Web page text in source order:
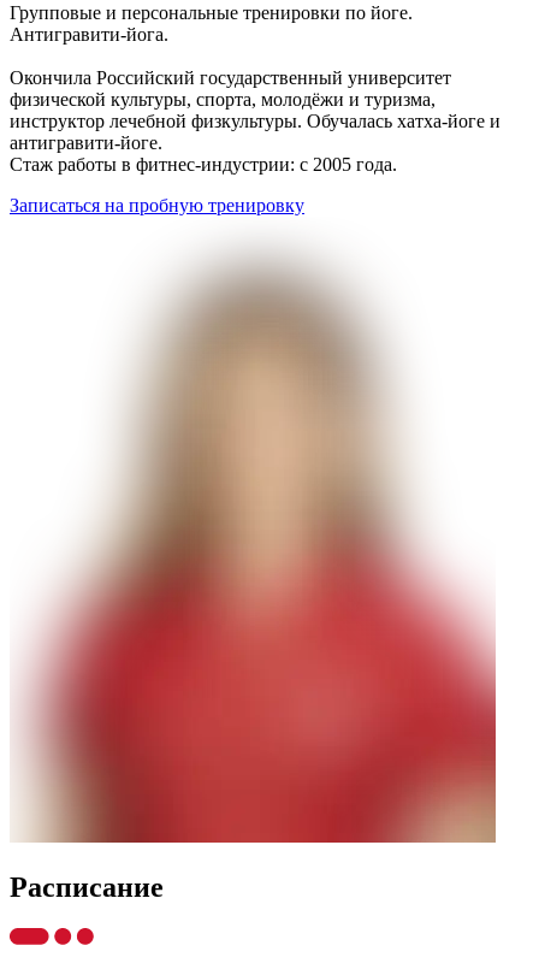
Групповые и персональные тренировки по йоге.
Антигравити-йога.
Окончила Российский государственный университет
физической культуры, спорта, молодёжи и туризма,
инструктор лечебной физкультуры. Обучалась хатха-йоге и
антигравити-йоге.
Стаж работы в фитнес-индустрии: с 2005 года.
Записаться на пробную тренировку
Распиcание